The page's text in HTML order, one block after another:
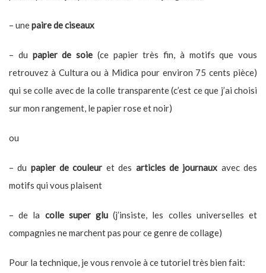
– unepaire de ciseaux
– du papier de soie (ce papier très fin, à motifs que vous
retrouvez à Cultura ou à Midica pour environ 75 cents pièce)
qui se colle avec de la colle transparente (c’est ce que j’ai choisi
sur mon rangement, le papier rose et noir)
ou
– du papier de couleur et des articles de journaux avec des
motifs qui vous plaisent
– de la colle super glu (j’insiste, les colles universelles et
compagnies ne marchent pas pour ce genre de collage)
Pour la technique, je vous renvoie à ce tutoriel très bien fait: